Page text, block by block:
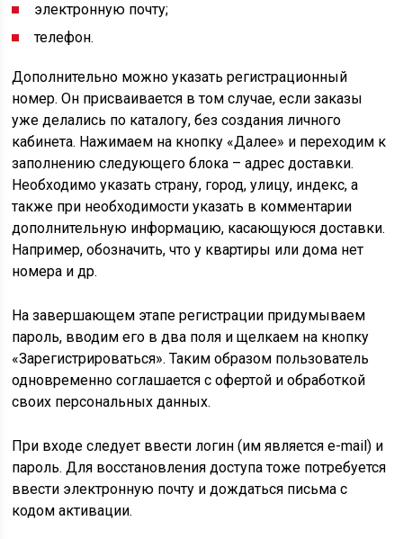
электронную почту;
телефон.
Дополнительно можно указать регистрационный
номер. Он присваивается в том случае, если заказы
уже делались по каталогу, без создания личного
кабинета. Нажимаем на кнопку «Далее» и переходим к
заполнению следующего блока – адрес доставки.
Необходимо указать страну, город, улицу, индекс, а
также при необходимости указать в комментарии
дополнительную информацию, касающуюся доставки.
Например, обозначить, что у квартиры или дома нет
номера и др.
На завершающем этапе регистрации придумываем
пароль, вводим его в два поля и щелкаем на кнопку
«Зарегистрироваться». Таким образом пользователь
одновременно соглашается с офертой и обработкой
своих персональных данных.
При входе следует ввести логин (им является e-mail) и
пароль. Для восстановления доступа тоже потребуется
ввести электронную почту и дождаться письма с
кодом активации.